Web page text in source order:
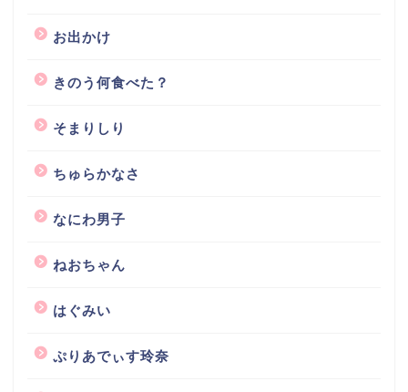
お出かけ
きのう何食べた？
そまりしり
ちゅらかなさ
なにわ男子
ねおちゃん
はぐみい
ぷりあでぃす玲奈